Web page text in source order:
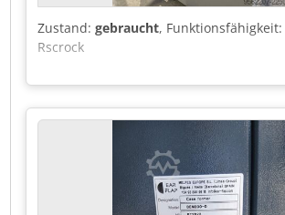
Zustand: gebraucht, Funktionsfähigkeit:
Rscrock